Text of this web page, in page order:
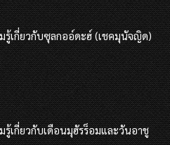
มรู้เกี่ยวกับซุลกออ์ดะฮ์ (เชคมุนัจญิด)
รู้เกี่ยวกับเดือนมุฮัรร็อมและวันอาชู